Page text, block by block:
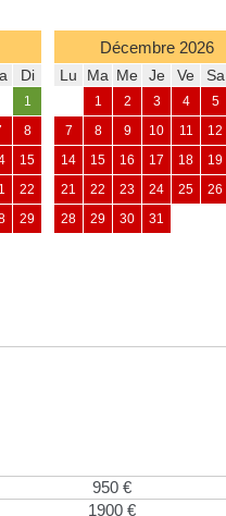
Di
1
8
15
22
29
Décembre 2026
Lu Ma Me Je Ve Sa
1 2 3 4 5
7 8 9 10 11 12
14 15 16 17 18 19
21 22 23 24 25 26
28 29 30 31
950 €
1900 €